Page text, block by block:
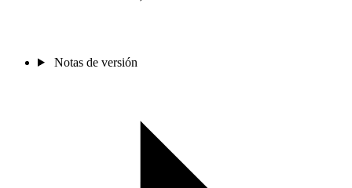
Notas de versión